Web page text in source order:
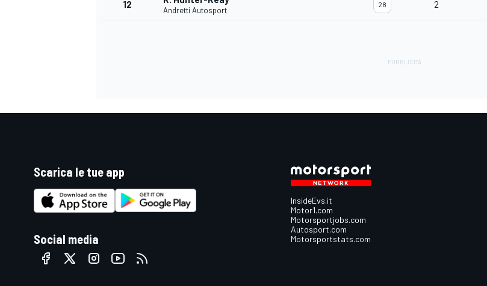
12
Andretti Autosport
28 2
Scarica le tue app
Social media
InsideEvs.it
Motor1.com
Motorsportjobs.com
Autosport.com
Motorsportstats.com